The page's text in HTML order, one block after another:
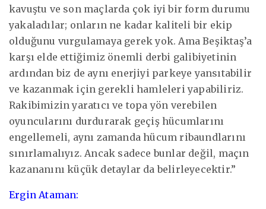
kavuştu ve son maçlarda çok iyi bir form durumu
yakaladılar; onların ne kadar kaliteli bir ekip
olduğunu vurgulamaya gerek yok. Ama Beşiktaş’a
karşı elde ettiğimiz önemli derbi galibiyetinin
ardından biz de aynı enerjiyi parkeye yansıtabilir
ve kazanmak için gerekli hamleleri yapabiliriz.
Rakibimizin yaratıcı ve topa yön verebilen
oyuncularını durdurarak geçiş hücumlarını
engellemeli, aynı zamanda hücum ribaundlarını
sınırlamalıyız. Ancak sadece bunlar değil, maçın
kazananını küçük detaylar da belirleyecektir.”
Ergin Ataman: